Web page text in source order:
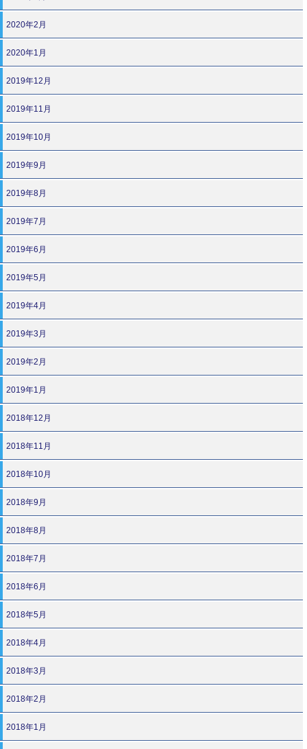
2020年2月
2020年1月
2019年12月
2019年11月
2019年10月
2019年9月
2019年8月
2019年7月
2019年6月
2019年5月
2019年4月
2019年3月
2019年2月
2019年1月
2018年12月
2018年11月
2018年10月
2018年9月
2018年8月
2018年7月
2018年6月
2018年5月
2018年4月
2018年3月
2018年2月
2018年1月